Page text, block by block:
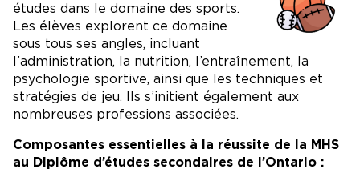
études dans le domaine des sports.
Les élèves explorent ce domaine
sous tous ses angles, incluant
l’administration, la nutrition, l’entraînement, la
psychologie sportive, ainsi que les techniques et
stratégies de jeu. Ils s’initient également aux
nombreuses professions associées.
Composantes essentielles à la réussite de la MHS
au Diplôme d’études secondaires de l’Ontario :